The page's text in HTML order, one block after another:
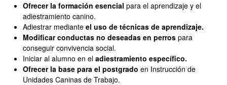
Ofrecer la formación esencial para el aprendizaje y el
adiestramiento canino.
Adiestrar mediante el uso de técnicas de aprendizaje.
Modificar conductas no deseadas en perros para
conseguir convivencia social.
Iniciar al alumno en el adiestramiento específico.
Ofrecer la base para el postgrado en Instrucción de
Unidades Caninas de Trabajo.